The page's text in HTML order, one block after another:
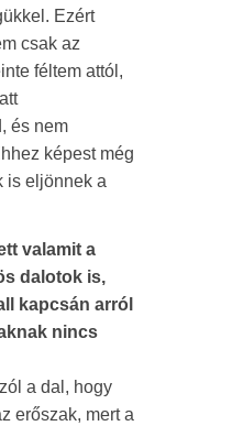
Ezért
csak az
féltem attól,
és nem
képest még
is eljönnek a
valamit a
dalotok is,
kapcsán arról
nincs
a dal, hogy
erőszak, mert a